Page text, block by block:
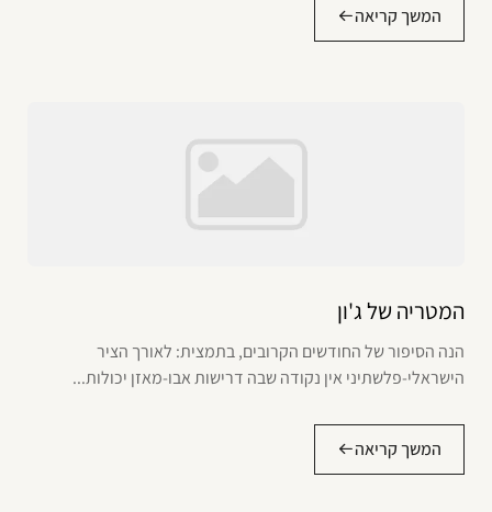
המשך קריאה
המטריה של ג'ון
הנה הסיפור של החודשים הקרובים, בתמצית: לאורך הציר
הישראלי-פלשתיני אין נקודה שבה דרישות אבו-מאזן יכולות...
המשך קריאה